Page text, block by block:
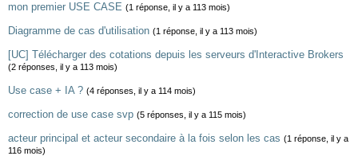
mon premier USE CASE (1 réponse, il y a 113 mois)
Diagramme de cas d'utilisation (1 réponse, il y a 113 mois)
[UC] Télécharger des cotations depuis les serveurs d'Interactive Brokers
(2 réponses, il y a 113 mois)
Use case + IA ? (4 réponses, il y a 114 mois)
correction de use case svp (5 réponses, il y a 115 mois)
acteur principal et acteur secondaire à la fois selon les cas (1 réponse, il y a
116 mois)